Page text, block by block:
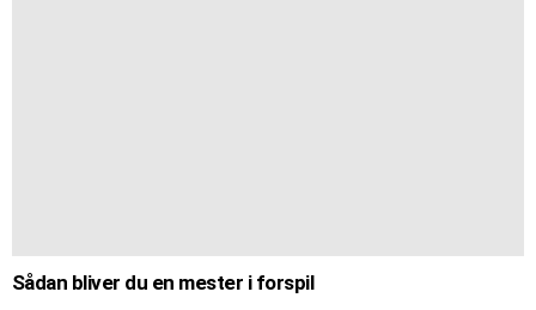
Sådan bliver du en mester i forspil